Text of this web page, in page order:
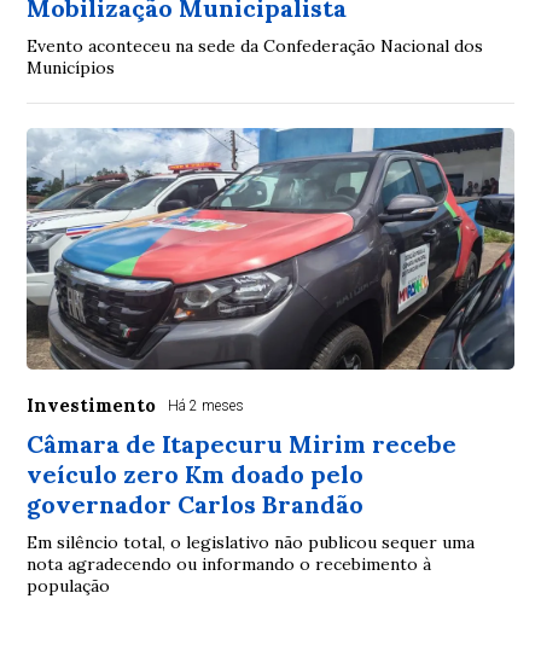
Mobilização Municipalista
Evento aconteceu na sede da Confederação Nacional dos
Municípios
Investimento Há 2 meses
Câmara de Itapecuru Mirim recebe
veículo zero Km doado pelo
governador Carlos Brandão
Em silêncio total, o legislativo não publicou sequer uma
nota agradecendo ou informando o recebimento à
população